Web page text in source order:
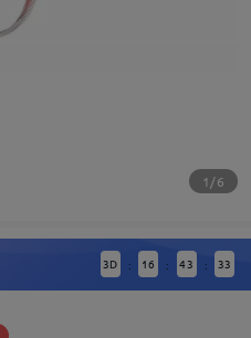
1/6
3D : 16 : 43 : 32